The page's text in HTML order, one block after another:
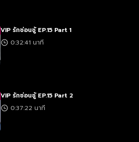
VIP รักซ่อนชู้ EP.15 Part 1
0:32:41 นาที
VIP รักซ่อนชู้ EP.15 Part 2
0:37:22 นาที